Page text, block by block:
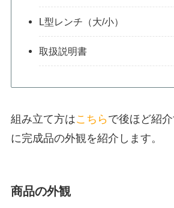
L型レンチ（大/小）
取扱説明書
組み立て方はこちらで後ほど紹
に完成品の外観を紹介します。
商品の外観